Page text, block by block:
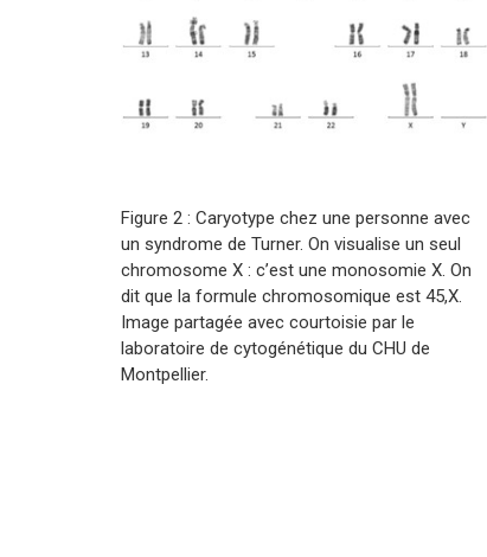
Figure 2 : Caryotype chez une personne avec
un syndrome de Turner. On visualise un seul
chromosome X : c’est une monosomie X. On
dit que la formule chromosomique est 45,X.
Image partagée avec courtoisie par le
laboratoire de cytogénétique du CHU de
Montpellier.